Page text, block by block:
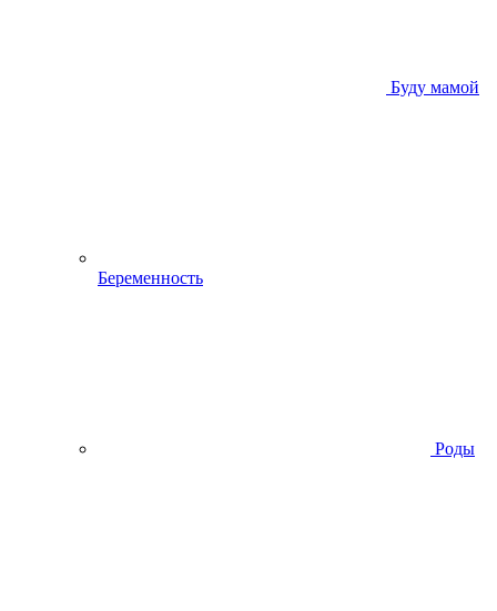
Буду мамой
Беременность
Роды